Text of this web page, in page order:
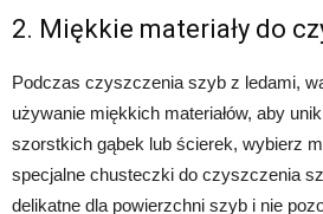
2. Miękkie materiały do
Podczas czyszczenia szyb z ledami,
używanie miękkich materiałów, aby
szorstkich gąbek lub ścierek, wybierz
specjalne chusteczki do czyszczenia
delikatne dla powierzchni szyb i nie